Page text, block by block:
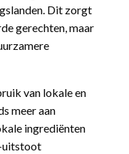
Dit zorgt
gerechten, maar
van lokale en
meer aan
ingrediënten
uitstoot